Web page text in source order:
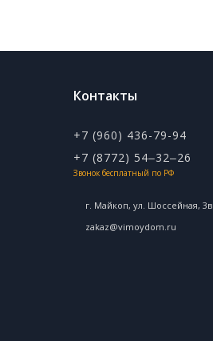
Контакты
+7 (960) 436-79-94
+7 (8772) 54‒32‒26
Звонок бесплатный по РФ
г. Майкоп, ул. ​Шоссейная, 3в
zakaz@vimoydom.ru